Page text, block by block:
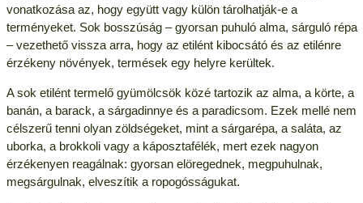
vonatkozása az, hogy együtt vagy külön tárolhatják-e a
terményeket. Sok bosszúság – gyorsan puhuló alma, sárguló répa
– vezethető vissza arra, hogy az etilént kibocsátó és az etilénre
érzékeny növények, termések egy helyre kerültek.
A sok etilént termelő gyümölcsök közé tartozik az alma, a körte, a
banán, a barack, a sárgadinnye és a paradicsom. Ezek mellé nem
célszerű tenni olyan zöldségeket, mint a sárgarépa, a saláta, az
uborka, a brokkoli vagy a káposztafélék, mert ezek nagyon
érzékenyen reagálnak: gyorsan elöregednek, megpuhulnak,
megsárgulnak, elveszítik a ropogósságukat.